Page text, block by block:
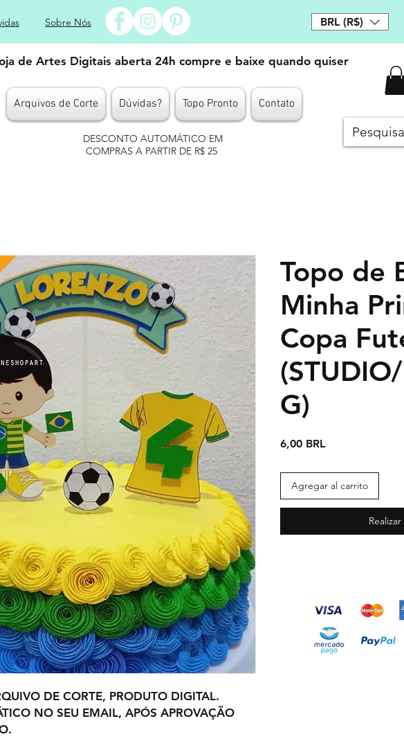
Sobre Nós BRL (R$)
de Artes Digitais aberta 24h compre e baixe quando quiser
Arquivos de Corte Dúvidas? Topo Pronto Contato
DESCONTO AUTOMÁTICO EM
COMPRAS A PARTIR DE R$ 25
DE CORTE, PRODUTO DIGITAL.
NO SEU EMAIL, APÓS APROVAÇÃO
Topo de
Minha
Copa
G)
6,00 BRLPrecio
Agregar al carrito